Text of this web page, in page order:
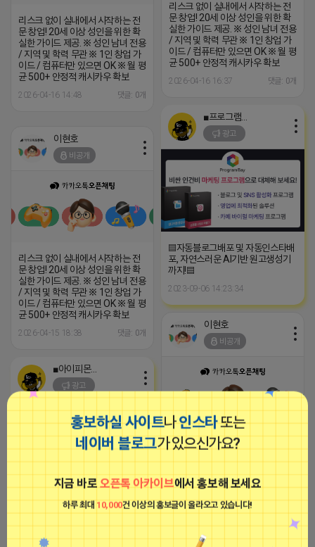
홍보하실 사이트나인스타또는
네이버 블로그가 있으신가요?
지금 바로오픈톡 아카이브에서 홍보해 보세요
하루 최대 10,000건 이상의 홍보글이 올라오고 있습니다!
리스크 없이 실내에서 시작하는 전
문 창업! 20세 이상 성인을 위한 확
실한 가이드 제공. ※ 성인 남녀 전용
/ 지역 및 학력 무관 ※ 1인 창업 가
이드 / 컴퓨터만 있으면 OK ※ 월 평
균 500+ 안정적 캐시카우 확보
2026-04-16 16:37 댓글: 0개
리스크 없이 실내에서 시작하는 전
문 창업! 20세 이상 성인을 위한 확
실한 가이드 제공. ※ 성인 남녀 전용
/ 지역 및 학력 무관 ※ 1인 창업 가
이드 / 컴퓨터만 있으면 OK ※ 월 평
균 500+ 안정적 캐시카우 확보
2026-04-16 14:48 댓글: 0개
광고
▤자동블로그배포 및 자동인스타배
포, 자연스러운 AI기반 원고생성기
까지!▤
2023-09-06 14:23:34
이현호
비공개
리스크 없이 실내에서 시작하는 전
문 창업! 20세 이상 성인을 위한 확
실한 가이드 제공. ※ 성인 남녀 전용
/ 지역 및 학력 무관 ※ 1인 창업 가
이드 / 컴퓨터만 있으면 OK ※ 월 평
균 500+ 안정적 캐시카우 확보
2026-04-15 18:38 댓글: 0개
이현호
비공개
리스크 없이 실내에서 시작하는 전
/ 지역 및 학력 무관 ※ 1인 창업 가
이드 / 컴퓨터만 있으면 OK ※ 월 평
균 500+ 안정적 캐시카우 확보
댓글: 0개
■아이피몬스터■
광고
[아이피몬스터] 전국 최저가 마케팅
용 KT아이피서비스!!
2023-09-06 14:23:39